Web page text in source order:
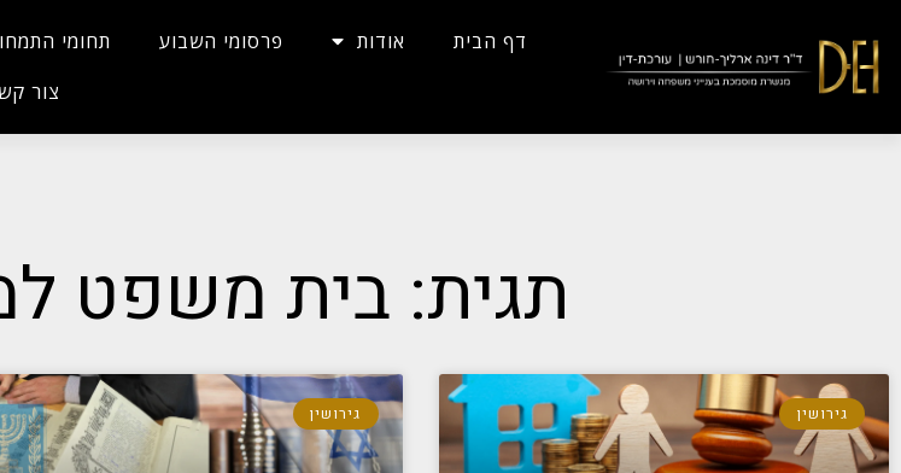
דף הבית אודות פרסומי השבוע תחומי
צור
תגית: בית משפט
גירושין גירושין